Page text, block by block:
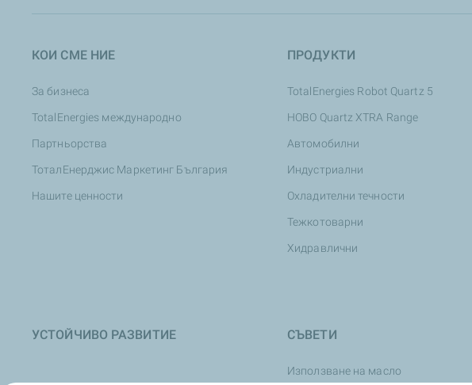
КОИ СМЕ НИЕ
За бизнеса
TotalEnergies международно
Партньорства
ТоталЕнерджис Маркетинг България
Нашите ценности
ПРОДУКТИ
TotalEnergies Robot Quartz 5
НОВО Quartz XTRA Range
Автомобилни
Индустриални
Охладителни течности
Тежкотоварни
Хидравлични
УСТОЙЧИВО РАЗВИТИЕ СЪВЕТИ
Използване на масло